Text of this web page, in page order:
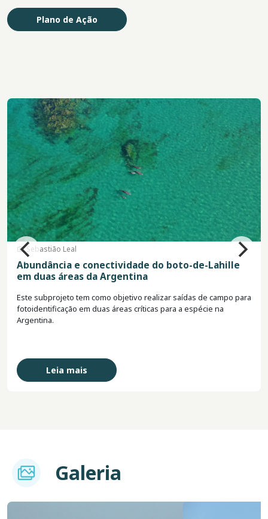
Plano de Ação
Imagem
Ignacio Moreno
Usando a ciência cidadã para promover a
conservação do boto-de-Lahille em parceria com
Este subprojeto tem como objetivo fortalecer o envolvimento da
comunidade na conservação do boto-de-Lahille, utilizando uma
Leia mais
Imagem Galeria
Imagem